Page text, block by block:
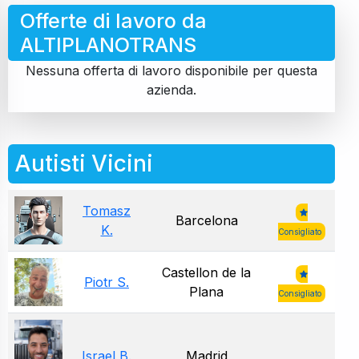
Offerte di lavoro da
ALTIPLANOTRANS
Nessuna offerta di lavoro disponibile per questa
azienda.
Autisti Vicini
Tomasz
K.
Barcelona
Consigliato
Piotr S.
Castellon de la
Plana
Consigliato